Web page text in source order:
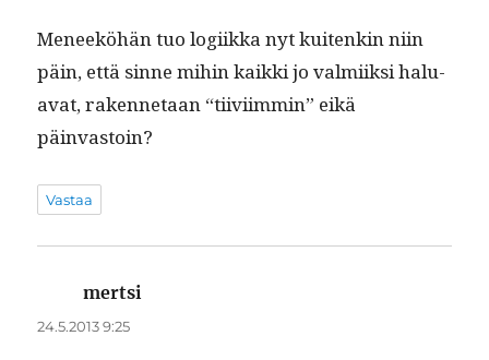
Meneeköhän tuo logi­ik­ka nyt kuitenkin niin
päin, että sinne mihin kaik­ki jo valmi­ik­si halu­
a­vat, raken­netaan “tiivi­im­min” eikä
päinvastoin?
Vastaa
mertsi
24.5.2013 9:25